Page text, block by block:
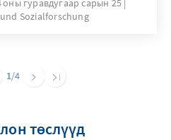
wie in der
bei den politischen
оны гуравдугаар сарын 25
Sozialforschung
1/4
төслүүд